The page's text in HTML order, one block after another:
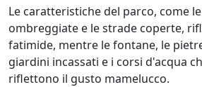
Le caratteristiche del parco, come
ombreggiate e le strade coperte,
fatimide, mentre le fontane, le
giardini incassati e i corsi d'acqua
riflettono il gusto mamelucco.